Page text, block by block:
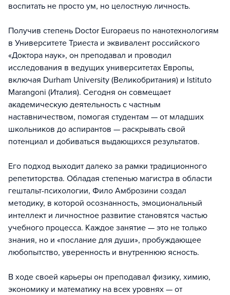
воспитать не просто ум, но целостную личность.
Получив степень Doctor Europaeus по нанотехнологиям
в Университете Триеста и эквивалент российского
«Доктора наук», он преподавал и проводил
исследования в ведущих университетах Европы,
включая Durham University (Великобритания) и Istituto
Marangoni (Италия). Сегодня он совмещает
академическую деятельность с частным
наставничеством, помогая студентам — от младших
школьников до аспирантов — раскрывать свой
потенциал и добиваться выдающихся результатов.
Его подход выходит далеко за рамки традиционного
репетиторства. Обладая степенью магистра в области
гештальт-психологии, Фило Амброзини создал
методику, в которой осознанность, эмоциональный
интеллект и личностное развитие становятся частью
учебного процесса. Каждое занятие — это не только
знания, но и «послание для души», пробуждающее
любопытство, уверенность и внутреннюю ясность.
В ходе своей карьеры он преподавал физику, химию,
экономику и математику на всех уровнях — от